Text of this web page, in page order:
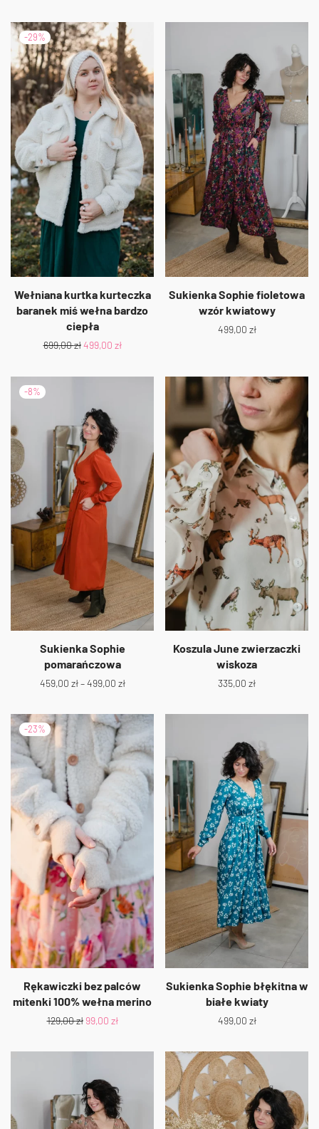
-29%
Wełniana kurtka kurteczka
baranek miś wełna bardzo
ciepła
699,00zł 499,00 zł
Sukienka Sophie fioletowa
wzór kwiatowy
499,00 zł
-8%
Sukienka Sophie
pomarańczowa
459,00 zł – 499,00 zł
Koszula June zwierzaczki
wiskoza
335,00 zł
-23%
Rękawiczki bez palców
mitenki 100% wełna merino
129,00zł 99,00 zł
Sukienka Sophie błękitna w
białe kwiaty
499,00 zł